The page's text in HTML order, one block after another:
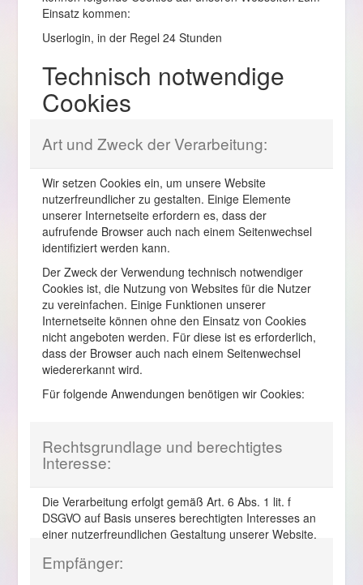
Einsatz kommen:
Userlogin, in der Regel 24 Stunden
Technisch notwendige
Cookies
Art und Zweck der Verarbeitung:
Wir setzen Cookies ein, um unsere Website
nutzerfreundlicher zu gestalten. Einige Elemente
unserer Internetseite erfordern es, dass der
aufrufende Browser auch nach einem Seitenwechsel
identifiziert werden kann.
Der Zweck der Verwendung technisch notwendiger
Cookies ist, die Nutzung von Websites für die Nutzer
zu vereinfachen. Einige Funktionen unserer
Internetseite können ohne den Einsatz von Cookies
nicht angeboten werden. Für diese ist es erforderlich,
dass der Browser auch nach einem Seitenwechsel
wiedererkannt wird.
Für folgende Anwendungen benötigen wir Cookies:
Rechtsgrundlage und berechtigtes
Interesse:
Die Verarbeitung erfolgt gemäß Art. 6 Abs. 1 lit. f
DSGVO auf Basis unseres berechtigten Interesses an
einer nutzerfreundlichen Gestaltung unserer Website.
Empfänger: